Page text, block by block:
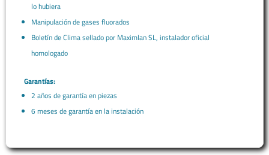
lo hubiera
Manipulación de gases fluorados
Boletín de Clima sellado por Maximlan SL, instalador oficial
homologado
Garantías:
2 años de garantía en piezas
6 meses de garantía en la instalación